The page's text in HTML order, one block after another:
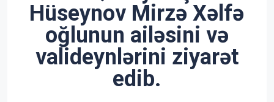
Hüseynov Mirzə Xəlfə
oğlunun ailəsini və
valideynlərini ziyarət
edib.